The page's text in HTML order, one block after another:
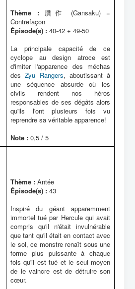
Thème :贋作 (Gansaku) =
Contrefaçon
Épisode(s) : 40-42 + 49-50
La principale capacité de ce
cyclope au design atroce est
d'imiter l'apparence des méchas
desZyu Rangers, aboutissant à
une séquence absurde où les
civils rendent nos héros
responsables de ses dégâts alors
qu'ils l'ont plusieurs fois vu
reprendre sa véritable apparence!
Note : 0,5 / 5
Thème : Antée
Épisode(s) : 43
Inspiré du géant apparemment
immortel tué par Hercule qui avait
compris qu'il n'était invulnérable
que tant qu'il était en contact avec
le sol, ce monstre renaît sous une
forme plus puissante à chaque
fois qu'il est tué et le seul moyen
de le vaincre est de détruire son
cœur.